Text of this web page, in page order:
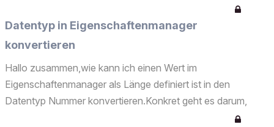
die mir die Flächen von Putzmaterialien der mehrschichtigen
Bauteil (zunächst mal nur Wände) in Abhängigkeit vom
Untergrund (Mauer...
Datentyp in Eigenschaftenmanager
konvertieren
Hallo zusammen,wie kann ich einen Wert im
Eigenschaftenmanager als Länge definiert ist in den
Datentyp Nummer konvertieren.Konkret geht es darum,
dass ich in neuen Eigenschaften die Fläche von Bauteilen